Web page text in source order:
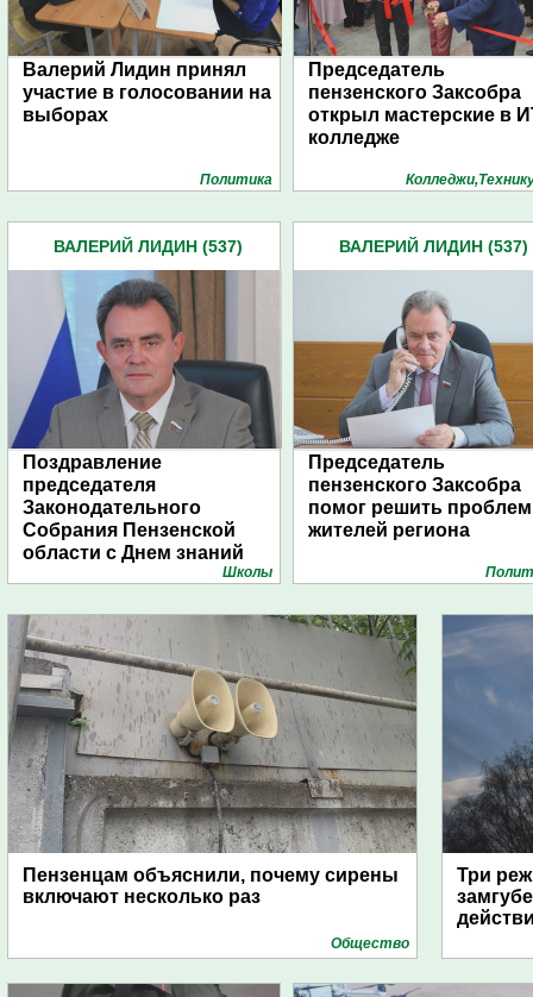
Валерий Лидин принял
участие в голосовании на
выборах
Политика
Председатель
пензенского Заксобра
открыл мастерские в
колледже
ВАЛЕРИЙ ЛИДИН (537)
Поздравление
председателя
Законодательного
Собрания Пензенской
области с Днем знаний
Школы
ВАЛЕРИЙ ЛИДИН (537)
Председатель
пензенского Заксобра
помог решить
жителей региона
Пензенцам объяснили, почему сирены
включают несколько раз
Общество
Три